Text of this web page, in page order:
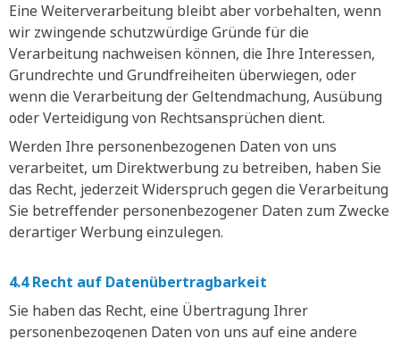
Eine Weiterverarbeitung bleibt aber vorbehalten, wenn
wir zwingende schutzwürdige Gründe für die
Verarbeitung nachweisen können, die Ihre Interessen,
Grundrechte und Grundfreiheiten überwiegen, oder
wenn die Verarbeitung der Geltendmachung, Ausübung
oder Verteidigung von Rechtsansprüchen dient.
Werden Ihre personenbezogenen Daten von uns
verarbeitet, um Direktwerbung zu betreiben, haben Sie
das Recht, jederzeit Widerspruch gegen die Verarbeitung
Sie betreffender personenbezogener Daten zum Zwecke
derartiger Werbung einzulegen.
4.4 Recht auf Datenübertragbarkeit
Sie haben das Recht, eine Übertragung Ihrer
personenbezogenen Daten von uns auf eine andere